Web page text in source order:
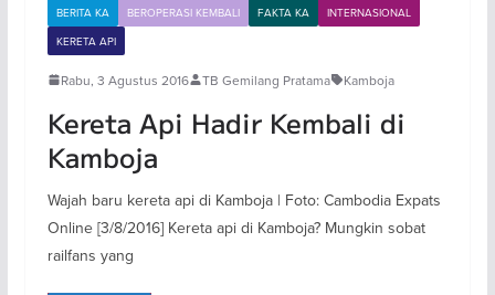
BERITA KA BEROPERASI KEMBALI FAKTA KA
INTERNASIONAL
KERETA API
Rabu, 3 Agustus 2016 TB Gemilang Pratama Kamboja
Kereta Api Hadir Kembali di
Kamboja
Wajah baru kereta api di Kamboja | Foto: Cambodia Expats
Online [3/8/2016] Kereta api di Kamboja? Mungkin sobat
railfans yang